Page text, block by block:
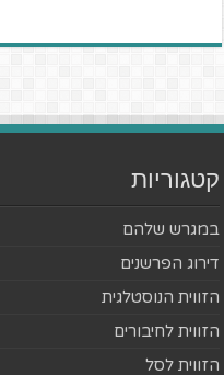
קטגוריות
במגרש שלהם
דירוג הפרשנים
הזווית הנוסטלגית
הזווית לחיבורים
הזווית לסל